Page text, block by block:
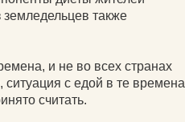
также
и не во всех странах
с едой в те времена
считать.